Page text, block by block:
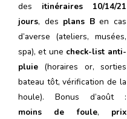
des itinéraires 10/14/21
jours, des plans Ben cas
d’averse (ateliers, musées,
spa), et une check-list anti-
pluie (horaires or, sorties
bateau tôt, vérification de la
houle). Bonus d’août :
moins de foule, prix